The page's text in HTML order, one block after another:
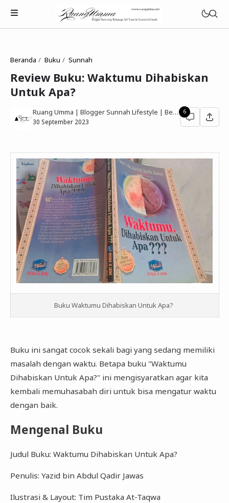
Parenting Islami
Rumah Tangga Muslimah
Refleksi Muslimah
Review & Rekomendasi
Beranda Buku Sunnah
Review Buku: Waktumu Dihabiskan
Untuk Apa?
Ruang Umma | Blogger Sunnah Lifestyle | Berbagi Gaya Hidup Sesuai Quran Sunnah
30 September 2023
6
Buku Waktumu Dihabiskan Untuk Apa?
Buku ini sangat cocok sekali bagi yang sedang memiliki
masalah dengan waktu. Betapa buku "Waktumu
Dihabiskan Untuk Apa?" ini mengisyaratkan agar kita
kembali memuhasabah diri untuk bisa mengatur waktu
dengan baik.
Mengenal Buku
Judul Buku: Waktumu Dihabiskan Untuk Apa?
Penulis: Yazid bin Abdul Qadir Jawas
Ilustrasi & Layout: Tim Pustaka At-Taqwa